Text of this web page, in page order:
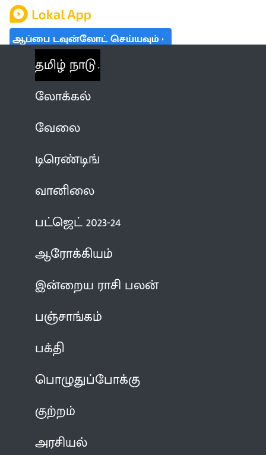
ஆப்பை டவுன்லோட் செய்யவும்
தமிழ் நாடு
லோக்கல்
வேலை
டிரெண்டிங்
வானிலை
பட்ஜெட் 2023-24
ஆரோக்கியம்
இன்றைய ராசி பலன்
பஞ்சாங்கம்
பக்தி
பொழுதுப்போக்கு
குற்றம்
அரசியல்